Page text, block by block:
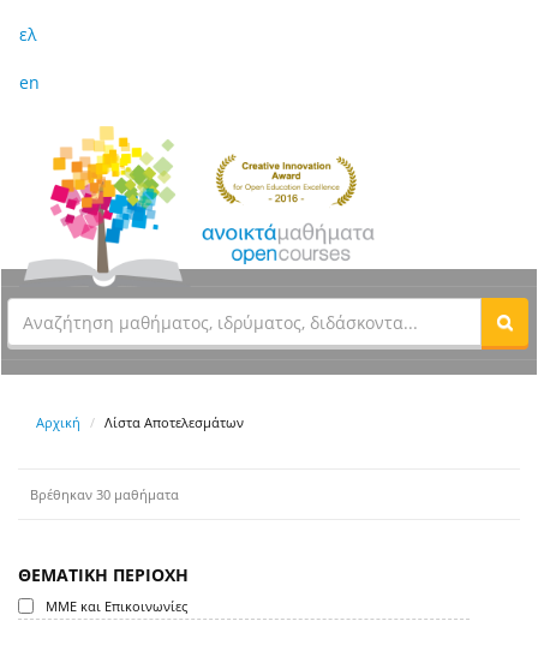
ελ
en
Αρχική Λίστα Αποτελεσμάτων
Βρέθηκαν 30 μαθήματα
ΘΕΜΑΤΙΚΗ ΠΕΡΙΟΧΗ
ΜΜΕ και Επικοινωνίες